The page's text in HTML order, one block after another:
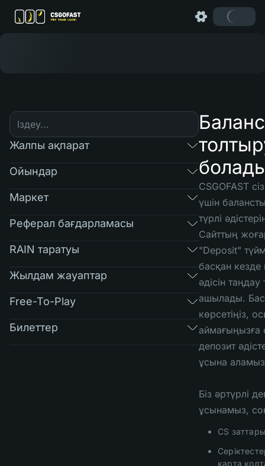
Жалпы ақпарат
Ойындар
Маркет
Реферал бағдарламасы
RAIN таратуы
Жылдам жауаптар
Free-To-Play
Билеттер
CSGOFAST
үшін
түрлі
Сайттың
"Deposit"
басқан кезде
әдісін таңдау
ашылады.
көрсетіңіз,
аймағыңызға
депозит
ұсына
Біз әртүрлі
ұсынамыз,
CS
карта